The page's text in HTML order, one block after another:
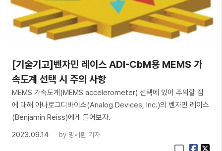
[기술기고]벤자민 레이스 ADI-CbM용 MEMS 가
속도계 선택 시 주의 사항
MEMS 가속도계(MEMS accelerometer) 선택에 있어 주의할 점
에 대해 아나로그디바이스(Analog Devices, Inc.)의 벤자민 레이스
(Benjamin Reiss)에게 들어보자.
2023.09.14
by 명세환 기자